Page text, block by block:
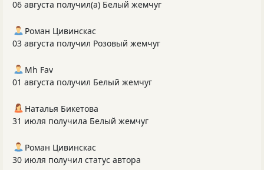
06 августа получил(а) Белый жемчуг
Роман Цивинскас
03 августа получил Розовый жемчуг
Mh Fav
01 августа получил Белый жемчуг
Наталья Бикетова
31 июля получила Белый жемчуг
Роман Цивинскас
30 июля получил статус автора